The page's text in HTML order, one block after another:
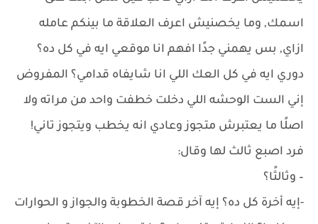
اسمك, وما يخصنيش اعرف العلاقة ما بينكم عامله
ازاي, بس يهمني جدًا افهم انا موقعي ايه في كل ده؟
دوري ايه في كل العك اللي انا شايفاه قدامي؟ المفروض
إني الست الوحشه اللي دخلت خطفت واحد من مراته ولا
اصلًا ما يعتبرش متجوز وعادي انه يخطب ويتجوز تاني!
فرد اصبع ثالث لها وقال:
– وثالثًا؟
-إيه أخرة كل ده؟ إيه آخر قصة الخطوبة والجواز و الحوارات